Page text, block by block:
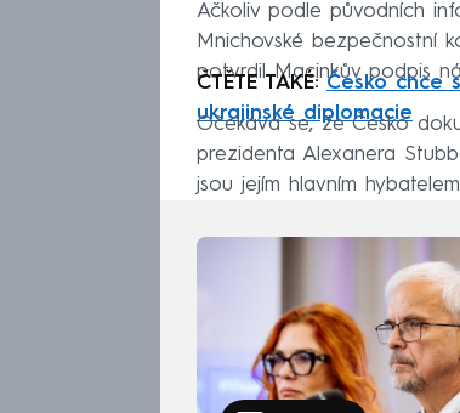
Ačkoliv podle původních
Mnichovské bezpečnostní
potvrdil Macinkův podpis
ČTĚTE TAKÉ: Česko chce
ukrajinské diplomacie
Očekává se, že Česko
prezidenta Alexanera
jsou jejím hlavním